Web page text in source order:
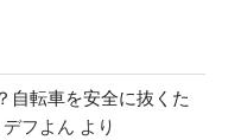
自転車を安全に抜くた
デフよん より